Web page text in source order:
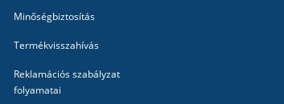
Minőségbiztosítás
Termékvisszahívás
Reklamációs szabályzat
folyamatai